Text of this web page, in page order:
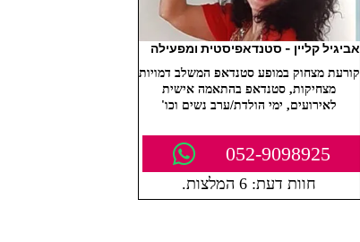
אביגיל קליין - סטנדאפיסטית ומפעילה
קורעת מצחוק במופע סטנדאפ המשלב דמויות
מצחיקות, סטנדאפ בהתאמה אישית
לאירועים, ימי הולדת/ערב נשים וכו'
052-9098925
חוות דעת: 6 המלצות.